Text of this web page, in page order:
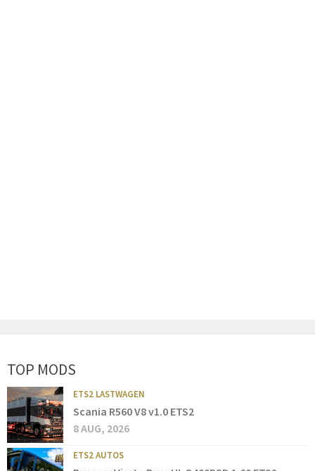
TOP MODS
ETS2 LASTWAGEN
Scania R560 V8 v1.0 ETS2
8 AUG, 2026
ETS2 AUTOS